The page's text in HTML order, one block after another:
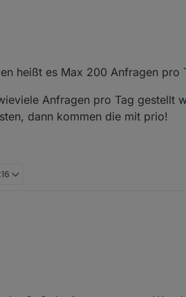
kommt und ist korrekt, die Buttons
zieht. Hab das bei openWB für
Batterie tot.
heißt es Max 200 Anfragen pro
Anfragen pro Tag gestellt
dann kommen die mit prio!
wieviele Anfragen pro Tag gestellt